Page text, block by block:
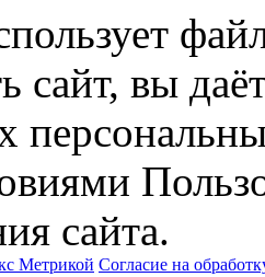
сайт, вы
сайта.
Метрикой Согласие на